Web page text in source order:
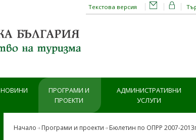
Текстова версия
НОВИНИ
ПРОГРАМИ И
ПРОЕКТИ
АДМИНИСТРАТИВНИ
УСЛУГИ
Начало Програми и проекти Бюлетин по ОПРР 2007-